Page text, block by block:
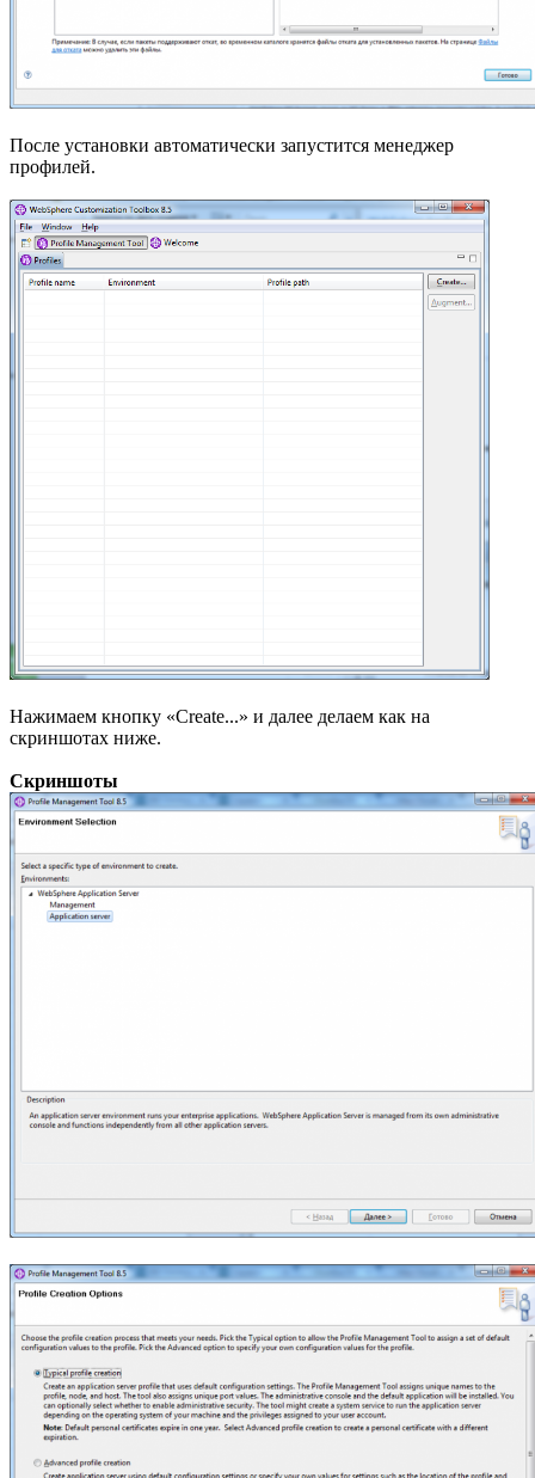
После установки автоматически запустится менеджер
профилей.
Нажимаем кнопку «Create...» и далее делаем как на
скриншотах ниже.
Скриншоты